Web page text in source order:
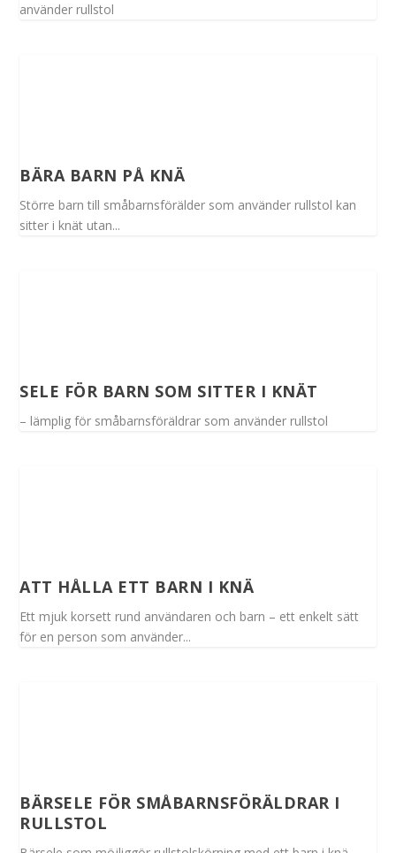
använder rullstol
BÄRA BARN PÅ KNÄ
Större barn till småbarnsförälder som använder rullstol kan
sitter i knät utan...
SELE FÖR BARN SOM SITTER I KNÄT
– lämplig för småbarnsföräldrar som använder rullstol
ATT HÅLLA ETT BARN I KNÄ
Ett mjuk korsett rund användaren och barn – ett enkelt sätt
för en person som använder...
BÄRSELE FÖR SMÅBARNSFÖRÄLDRAR I
RULLSTOL